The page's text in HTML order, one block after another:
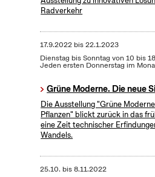
Radverkehr
17.9.2022bis22.1.2023
Dienstag bis Sonntag von 10 bis
Jeden ersten Donnerstag im
Grüne Moderne. Die neue
Die Ausstellung "Grüne
Pflanzen" blickt zurück in das
eine Zeit technischer
Wandels.
25.10. bis8.11.2022